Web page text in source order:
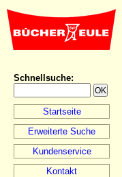
Schnellsuche:
Startseite
Erweiterte Suche
Kundenservice
Kontakt